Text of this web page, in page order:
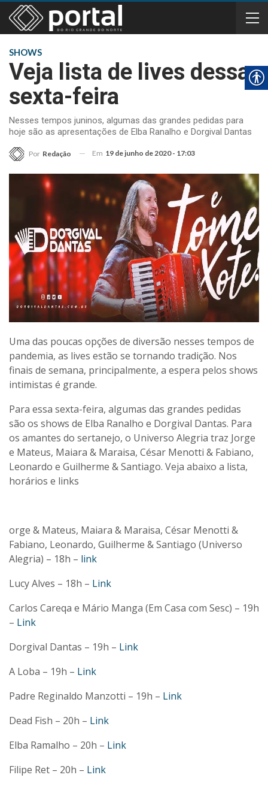
SHOWS
Veja lista de lives dessa
sexta-feira
Nesses tempos juninos, algumas das grandes pedidas para
hoje são as apresentações de Elba Ranalho e Dorgival Dantas
Por Redação Em 19 de junho de 2020 - 17:03
Uma das poucas opções de diversão nesses tempos de
pandemia, as lives estão se tornando tradição. Nos
finais de semana, principalmente, a espera pelos shows
intimistas é grande.
Para essa sexta-feira, algumas das grandes pedidas
são os shows de Elba Ranalho e Dorgival Dantas. Para
os amantes do sertanejo, o Universo Alegria traz Jorge
e Mateus, Maiara & Maraisa, César Menotti & Fabiano,
Leonardo e Guilherme & Santiago. Veja abaixo a lista,
horários e links
orge & Mateus, Maiara & Maraisa, César Menotti &
Fabiano, Leonardo, Guilherme & Santiago (Universo
Alegria) – 18h – link
Lucy Alves – 18h – Link
Carlos Careqa e Mário Manga (Em Casa com Sesc) – 19h
– Link
Dorgival Dantas – 19h – Link
A Loba – 19h – Link
Padre Reginaldo Manzotti – 19h – Link
Dead Fish – 20h – Link
Elba Ramalho – 20h – Link
Filipe Ret – 20h – Link